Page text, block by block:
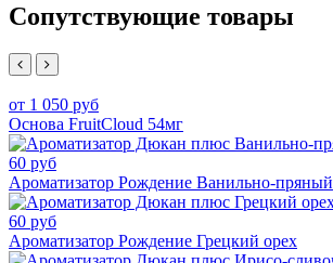
Сопутствующие товары
от 1 050 руб
Основа FruitCloud 54мг
60 руб
Ароматизатор Рождение Ванильно-пряный
60 руб
Ароматизатор Рождение Грецкий орех